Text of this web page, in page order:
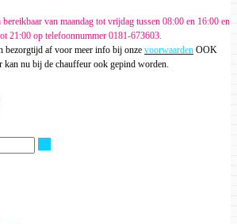
van maandag tot vrijdag tussen 08:00 en 16:00 en
21:00 op telefoonnummer 0181-673603.
af voor meer info bij onze voorwaarden OOK
nu bij de chauffeur ook gepind worden.